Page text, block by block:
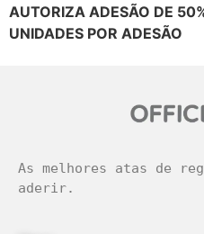
AUTORIZA ADESÃO DE
UNIDADES POR ADESÃO
As melhores atas de
aderir.